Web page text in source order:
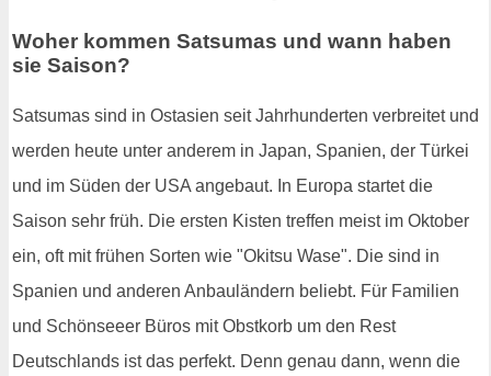
Woher kommen Satsumas und wann haben
sie Saison?
Satsumas sind in Ostasien seit Jahrhunderten verbreitet und
werden heute unter anderem in Japan, Spanien, der Türkei
und im Süden der USA angebaut. In Europa startet die
Saison sehr früh. Die ersten Kisten treffen meist im Oktober
ein, oft mit frühen Sorten wie "Okitsu Wase". Die sind in
Spanien und anderen Anbauländern beliebt. Für Familien
und Schönseeer Büros mit Obstkorb um den Rest
Deutschlands ist das perfekt. Denn genau dann, wenn die